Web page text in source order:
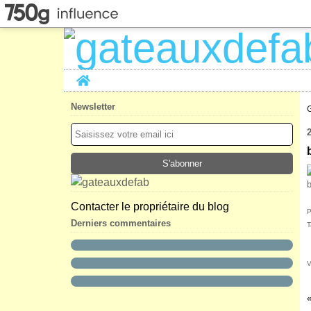
Home
Newsletter
Contacter le propriétaire du blog
Derniers commentaires